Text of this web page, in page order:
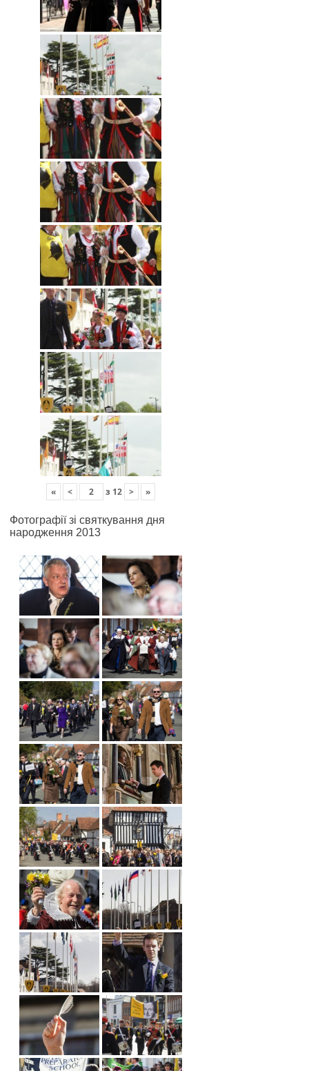
« < з 12 > »
Фотографії зі святкування дня
народження 2013